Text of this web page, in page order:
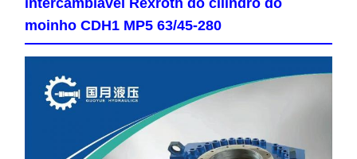
intercambiável Rexroth do cilindro do
moinho CDH1 MP5 63/45-280